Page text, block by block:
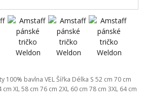
100% bavlna VEL Šířka Délka S 52 cm 70 cm
XL 58 cm 76 cm 2XL 60 cm 78 cm 3XL 64 cm